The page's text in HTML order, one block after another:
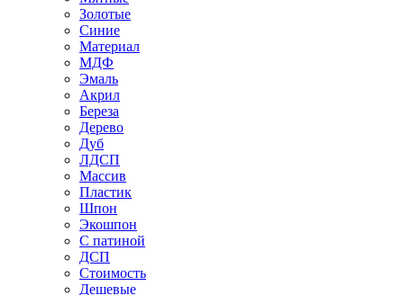
Золотые
Синие
Материал
МДФ
Эмаль
Акрил
Береза
Дерево
Дуб
ЛДСП
Массив
Пластик
Шпон
Экошпон
С патиной
ДСП
Стоимость
Дешевые